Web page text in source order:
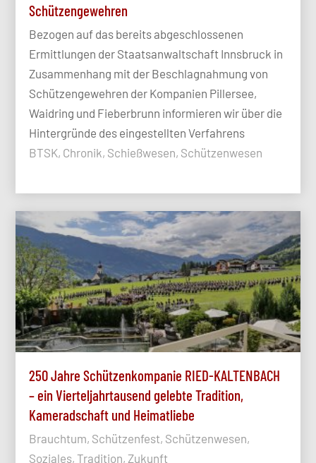
Schützengewehren
Bezogen auf das bereits abgeschlossenen
Ermittlungen der Staatsanwaltschaft Innsbruck in
Zusammenhang mit der Beschlagnahmung von
Schützengewehren der Kompanien Pillersee,
Waidring und Fieberbrunn informieren wir über die
Hintergründe des eingestellten Verfahrens
BTSK, Chronik, Schießwesen, Schützenwesen
250 Jahre Schützenkompanie RIED-KALTENBACH
– ein Vierteljahrtausend gelebte Tradition,
Kameradschaft und Heimatliebe
Brauchtum, Schützenfest, Schützenwesen,
Soziales, Tradition, Zukunft